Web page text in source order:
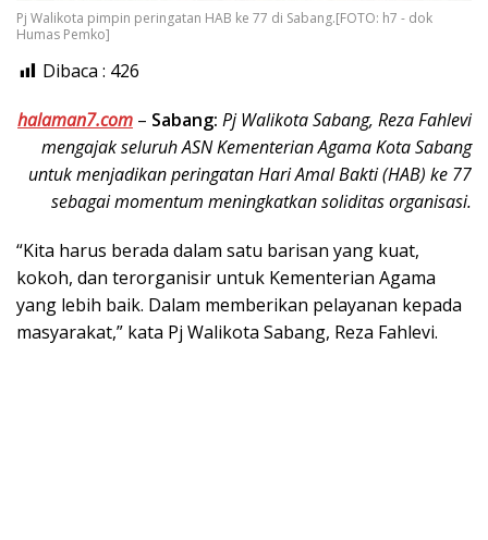
Pj Walikota pimpin peringatan HAB ke 77 di Sabang.[FOTO: h7 - dok
Humas Pemko]
Dibaca : 426
halaman7.com – Sabang: Pj Walikota Sabang, Reza Fahlevi
mengajak seluruh ASN Kementerian Agama Kota Sabang
untuk menjadikan peringatan Hari Amal Bakti (HAB) ke 77
sebagai momentum meningkatkan soliditas organisasi.
“Kita harus berada dalam satu barisan yang kuat,
kokoh, dan terorganisir untuk Kementerian Agama
yang lebih baik. Dalam memberikan pelayanan kepada
masyarakat,” kata Pj Walikota Sabang, Reza Fahlevi.